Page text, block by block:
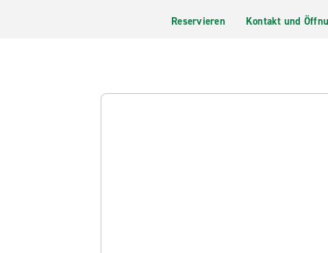
Reservieren Kontakt und